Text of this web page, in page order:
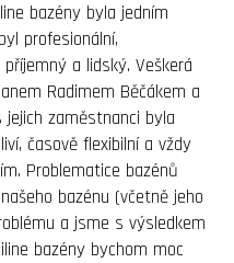
bazény byla jedním
profesionální,
a lidský. Veškerá
Radimem Běčákem a
zaměstnanci byla
časově flexibilní a vždy
Problematice bazénů
bazénu (včetně jeho
a jsme s výsledkem
bazény bychom moc